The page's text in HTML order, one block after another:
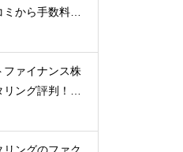
ミから手数料の
ファイナンス株
ング評判！口